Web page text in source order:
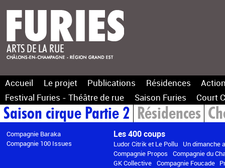
Accueil Le projet Publications Résidences
Festival Furies - Théâtre de rue
Saison Furies Court
Saison cirque Partie 2
Compagnie Baraka
Compagnie 100 Issues
Les 400 coups
Ludor Citrik et Le Pollu
Un dimanche
Compagnie Propos
Compagnie du
GK Collective Compagnie Foucade
Résidences